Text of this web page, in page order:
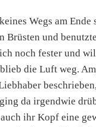
Wegs am Ende
Brüsten und
noch fester und
die Luft weg.
da irgendwie
ihr Kopf eine